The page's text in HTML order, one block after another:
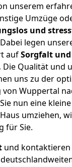
unserem
Umzüge
und
legen
aufSorgfalt und
Die Qualität und
uns zu der
Wuppertal
nun eine
umziehen,
für Sie.
und kontaktieren